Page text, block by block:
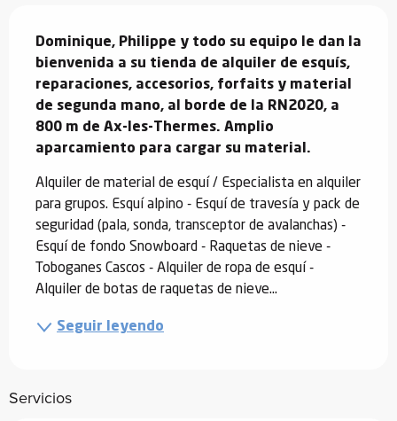
Dominique, Philippe y todo su equipo le dan la
bienvenida a su tienda de alquiler de esquís,
reparaciones, accesorios, forfaits y material
de segunda mano, al borde de la RN2020, a
800 m de Ax-les-Thermes. Amplio
aparcamiento para cargar su material.
Alquiler de material de esquí / Especialista en alquiler
para grupos. Esquí alpino - Esquí de travesía y pack de
seguridad (pala, sonda, transceptor de avalanchas) -
Esquí de fondo Snowboard - Raquetas de nieve -
Toboganes Cascos - Alquiler de ropa de esquí -
Alquiler de botas de raquetas de nieve...
Seguir leyendo
Servicios